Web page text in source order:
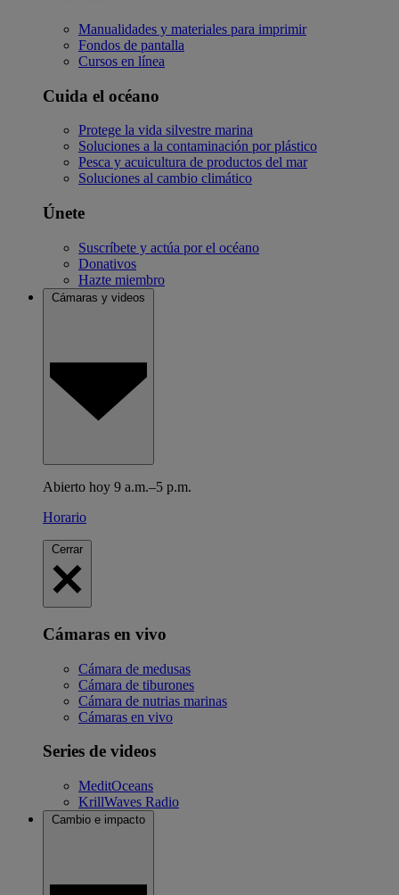
Manualidades y materiales para imprimir
Fondos de pantalla
Cursos en línea
Cuida el océano
Protege la vida silvestre marina
Soluciones a la contaminación por plástico
Pesca y acuicultura de productos del mar
Soluciones al cambio climático
Únete
Suscríbete y actúa por el océano
Donativos
Hazte miembro
Cámaras y videos
Abierto hoy 9 a.m.–5 p.m.
Horario
Cerrar
Cámaras en vivo
Cámara de medusas
Cámara de tiburones
Cámara de nutrias marinas
Cámaras en vivo
Series de videos
MeditOceans
KrillWaves Radio
Cambio e impacto